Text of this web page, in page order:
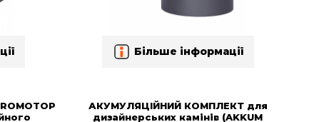
Більше інформації
АКУМУЛЯЦІЙНИЙ КОМПЛЕКТ для
дизайнерських камінів (AKKUM